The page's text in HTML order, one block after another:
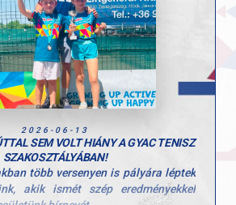
sikerhez!
2026-06-13
SEM VOLT HIÁNY A GYAC TENISZ
SZAKOSZTÁLYÁBAN!
több versenyen is pályára léptek
akik ismét szép eredményekkel